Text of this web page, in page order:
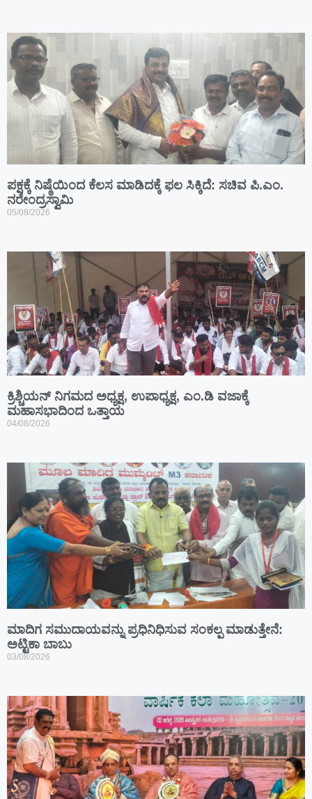
ಪಕ್ಷಕ್ಕೆ ನಿಷ್ಠೆಯಿಂದ ಕೆಲಸ ಮಾಡಿದಕ್ಕೆ ಫಲ ಸಿಕ್ಕಿದೆ: ಸಚಿವ ಪಿ.ಎಂ.
ನರೇಂದ್ರಸ್ವಾಮಿ
05/08/2026
ಕ್ರಿಶ್ಚಿಯನ್ ನಿಗಮದ ಅಧ್ಯಕ್ಷ, ಉಪಾಧ್ಯಕ್ಷ, ಎಂ.ಡಿ ವಜಾಕ್ಕೆ
ಮಹಾಸಭಾದಿಂದ ಒತ್ತಾಯ
04/08/2026
ಮಾದಿಗ ಸಮುದಾಯವನ್ನು ಪ್ರಧಿನಿಧಿಸುವ ಸಂಕಲ್ಪ ಮಾಡುತ್ತೇನೆ:
ಅಟ್ಟಿಕಾ ಬಾಬು
03/08/2026